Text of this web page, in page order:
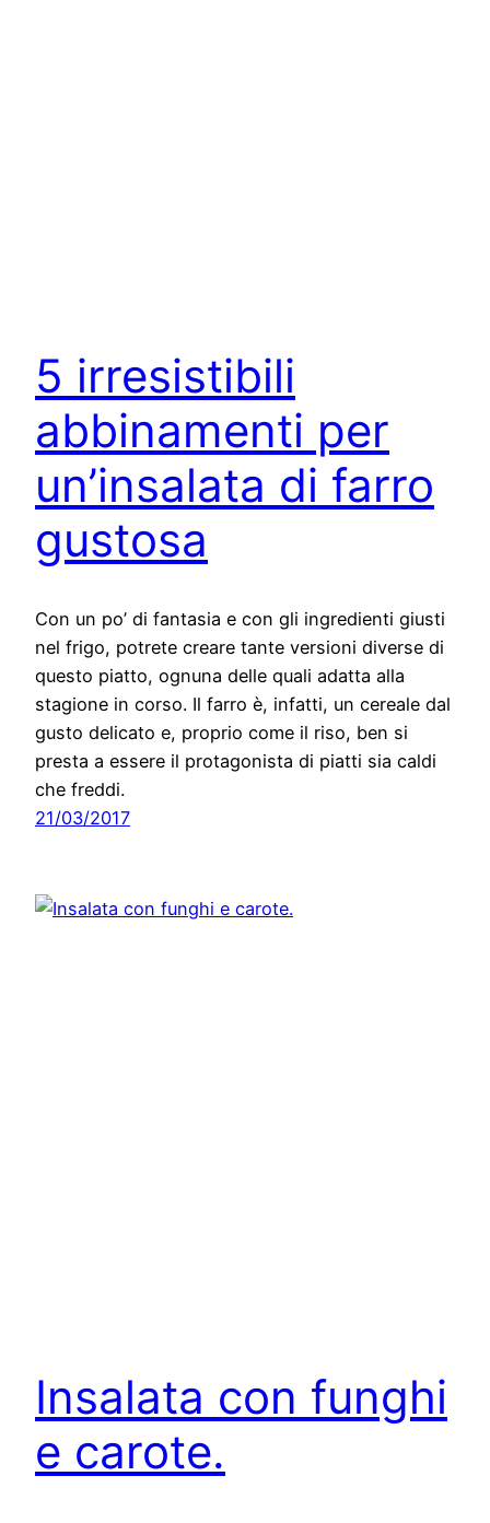
5 irresistibili
abbinamenti per
un’insalata di farro
gustosa
Con un po’ di fantasia e con gli ingredienti giusti
nel frigo, potrete creare tante versioni diverse di
questo piatto, ognuna delle quali adatta alla
stagione in corso. Il farro è, infatti, un cereale dal
gusto delicato e, proprio come il riso, ben si
presta a essere il protagonista di piatti sia caldi
che freddi.
21/03/2017
Insalata con funghi
e carote.